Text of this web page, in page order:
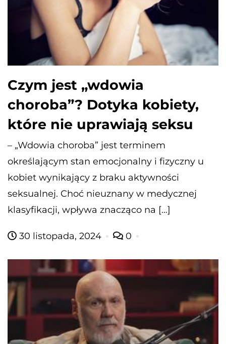
Czym jest „wdowia
choroba”? Dotyka kobiety,
które nie uprawiają seksu
– „Wdowia choroba” jest terminem
określającym stan emocjonalny i fizyczny u
kobiet wynikający z braku aktywności
seksualnej. Choć nieuznany w medycznej
klasyfikacji, wpływa znacząco na […]
30 listopada, 2024 0